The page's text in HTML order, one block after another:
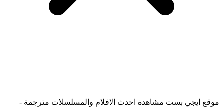
موقع ايجي بست مشاهدة احدث الافلام والمسلسلات مترجمة -